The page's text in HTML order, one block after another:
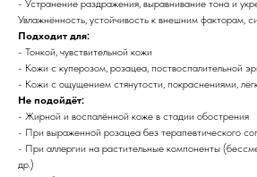
- Устранение раздражения, выравнивание тона и
Увлажнённость, устойчивость к внешним факторам,
Подходит для:
- Тонкой, чувствительной кожи
- Кожи с куперозом, розацеа, поствоспалительной
- Кожи с ощущением стянутости, покраснениями,
Не подойдёт:
- Жирной и воспалённой коже в стадии обострения
- При выраженной розацеа без терапевтического
- При аллергии на растительные компоненты
др.)